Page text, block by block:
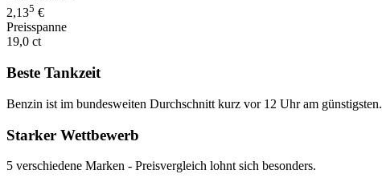
2,135 €
Preisspanne
19,0 ct
Beste Tankzeit
Benzin ist im bundesweiten Durchschnitt kurz vor 12 Uhr am günstigsten.
Starker Wettbewerb
5 verschiedene Marken - Preisvergleich lohnt sich besonders.